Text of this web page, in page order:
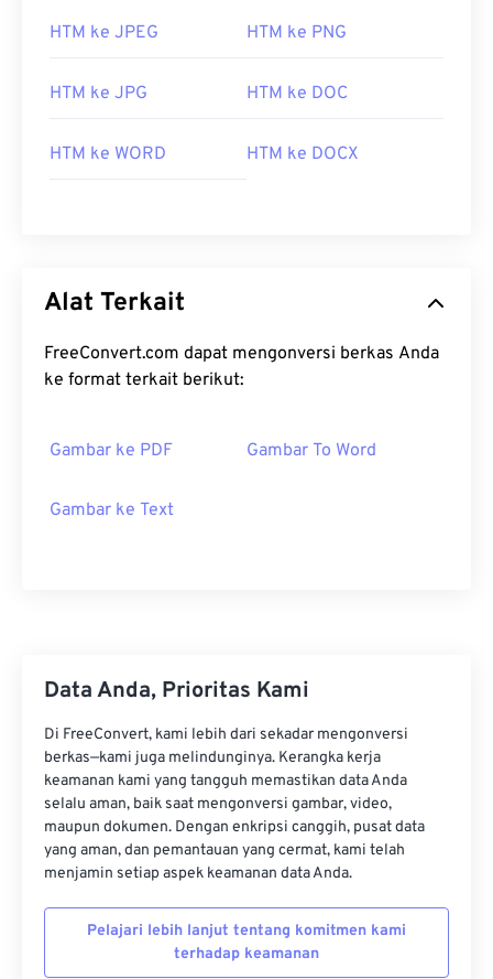
HTM ke JPEG HTM ke PNG
HTM ke JPG HTM ke DOC
HTM ke WORD HTM ke DOCX
Alat Terkait
FreeConvert.com dapat mengonversi berkas Anda
ke format terkait berikut:
Gambar ke PDF Gambar To Word
Gambar ke Text
Data Anda, Prioritas Kami
Di FreeConvert, kami lebih dari sekadar mengonversi
berkas—kami juga melindunginya. Kerangka kerja
keamanan kami yang tangguh memastikan data Anda
selalu aman, baik saat mengonversi gambar, video,
maupun dokumen. Dengan enkripsi canggih, pusat data
yang aman, dan pemantauan yang cermat, kami telah
menjamin setiap aspek keamanan data Anda.
Pelajari lebih lanjut tentang komitmen kami
terhadap keamanan